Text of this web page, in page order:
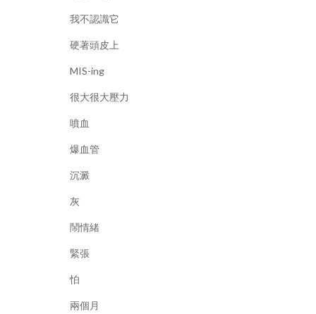
我不認識它
硬著頭皮上
MIS-ing
很大很大壓力
噴血
爆血管
沉澱
灰
鬧情緒
緊張
怕
兩個月